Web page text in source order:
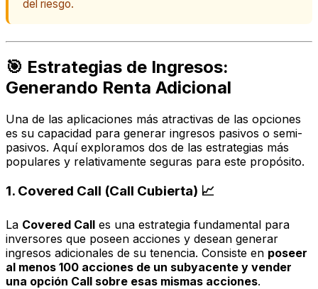
del riesgo.
🎯 Estrategias de Ingresos:
Generando Renta Adicional
Una de las aplicaciones más atractivas de las opciones
es su capacidad para generar ingresos pasivos o semi-
pasivos. Aquí exploramos dos de las estrategias más
populares y relativamente seguras para este propósito.
1. Covered Call (Call Cubierta) 📈
La Covered Call es una estrategia fundamental para
inversores que poseen acciones y desean generar
ingresos adicionales de su tenencia. Consiste en poseer
al menos 100 acciones de un subyacente y vender
una opción Call sobre esas mismas acciones.